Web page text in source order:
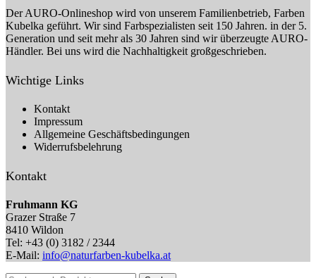
Der AURO-Onlineshop wird von unserem Familienbetrieb, Farben
Kubelka geführt. Wir sind Farbspezialisten seit 150 Jahren. in der 5.
Generation und seit mehr als 30 Jahren sind wir überzeugte AURO-
Händler. Bei uns wird die Nachhaltigkeit großgeschrieben.
Wichtige Links
Kontakt
Impressum
Allgemeine Geschäftsbedingungen
Widerrufsbelehrung
Kontakt
Fruhmann KG
Grazer Straße 7
8410 Wildon
Tel: +43 (0) 3182 / 2344
E-Mail: info@naturfarben-kubelka.at